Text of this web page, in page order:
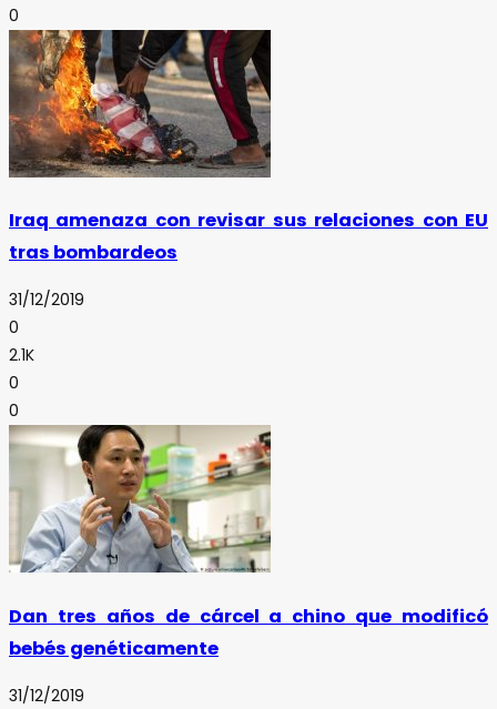
0
Iraq amenaza con revisar sus relaciones con EU
tras bombardeos
31/12/2019
0
2.1K
0
0
Dan tres años de cárcel a chino que modificó
bebés genéticamente
31/12/2019